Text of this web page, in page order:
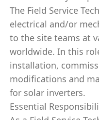
The Field Service
electrical and/or
to the site teams at
worldwide. In this
installation,
modifications and
for solar inverters.
Essential